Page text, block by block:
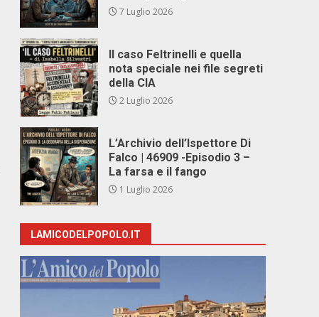
7 Luglio 2026
Il caso Feltrinelli e quella
nota speciale nei file segreti
della CIA
2 Luglio 2026
L’Archivio dell’Ispettore Di
Falco | 46909 -Episodio 3 –
La farsa e il fango
1 Luglio 2026
LAMICODELPOPOLO.IT